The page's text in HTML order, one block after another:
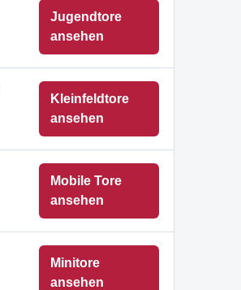
Jugendtore
ansehen
Kleinfeldtore
ansehen
Mobile Tore
ansehen
Minitore
ansehen